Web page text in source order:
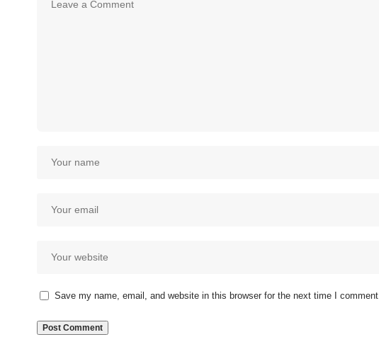
Save my name, email, and website in this browser for the next time I comment.